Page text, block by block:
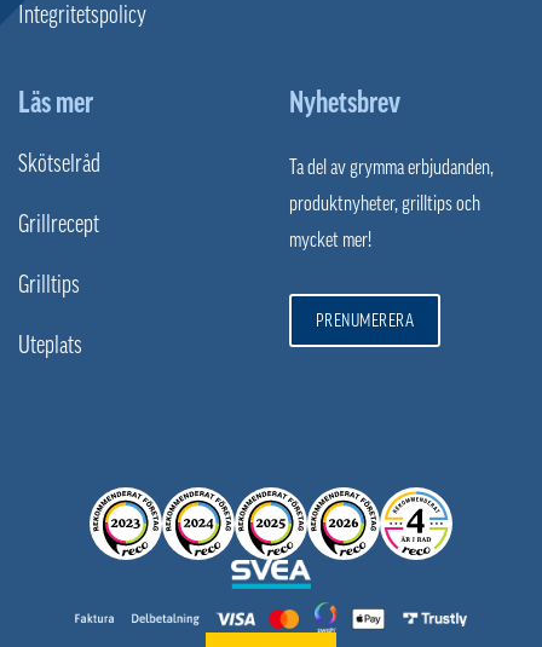
Integritetspolicy
Läs mer
Skötselråd
Grillrecept
Grilltips
Uteplats
Nyhetsbrev
Ta del av grymma erbjudanden,
produktnyheter, grilltips och
mycket mer!
PRENUMERERA